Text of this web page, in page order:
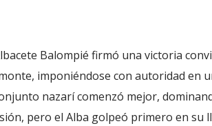
Balompié firmó una victoria
imponiéndose con autoridad en
nazarí comenzó mejor,
pero el Alba golpeó primero en su